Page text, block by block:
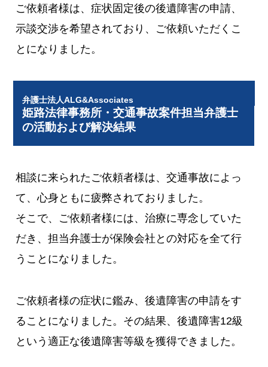
ご依頼者様は、症状固定後の後遺障害の申請、
示談交渉を希望されており、ご依頼いただくこ
とになりました。
弁護士法人ALG&Associates
姫路法律事務所・交通事故案件担当弁護士
の活動および解決結果
相談に来られたご依頼者様は、交通事故によっ
て、心身ともに疲弊されておりました。
そこで、ご依頼者様には、治療に専念していた
だき、担当弁護士が保険会社との対応を全て行
うことになりました。
ご依頼者様の症状に鑑み、後遺障害の申請をす
ることになりました。その結果、後遺障害12級
という適正な後遺障害等級を獲得できました。